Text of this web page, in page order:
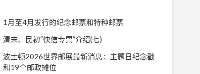
1月至4月发行的纪念邮票和特种邮票
清末、民初“快信专票”介绍(七)
波士顿2026世界邮展最新消息：主题日纪念戳
和19个邮政摊位